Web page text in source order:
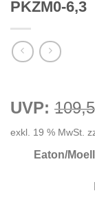
PKZM0-6,3
UVP:
exkl. 19 % MwSt.
Eaton/